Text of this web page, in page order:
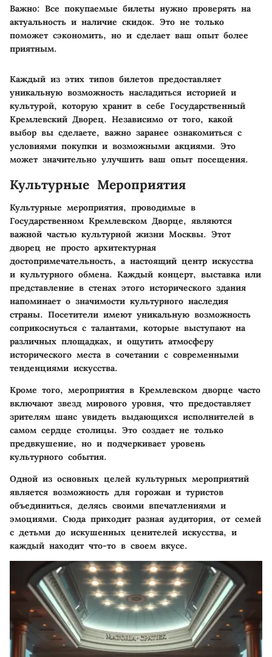
Важно: Все покупаемые билеты нужно проверять на
актуальность и наличие скидок. Это не только
поможет сэкономить, но и сделает ваш опыт более
приятным.
Каждый из этих типов билетов предоставляет
уникальную возможность насладиться историей и
культурой, которую хранит в себе Государственный
Кремлевский Дворец. Независимо от того, какой
выбор вы сделаете, важно заранее ознакомиться с
условиями покупки и возможными акциями. Это
может значительно улучшить ваш опыт посещения.
Культурные Мероприятия
Культурные мероприятия, проводимые в
Государственном Кремлевском Дворце, являются
важной частью культурной жизни Москвы. Этот
дворец не просто архитектурная
достопримечательность, а настоящий центр искусства
и культурного обмена. Каждый концерт, выставка или
представление в стенах этого исторического здания
напоминает о значимости культурного наследия
страны. Посетители имеют уникальную возможность
соприкоснуться с талантами, которые выступают на
различных площадках, и ощутить атмосферу
исторического места в сочетании с современными
тенденциями искусства.
Кроме того, мероприятия в Кремлевском дворце часто
включают звезд мирового уровня, что предоставляет
зрителям шанс увидеть выдающихся исполнителей в
самом сердце столицы. Это создает не только
предвкушение, но и подчеркивает уровень
культурного события.
Одной из основных целей культурных мероприятий
является возможность для горожан и туристов
объединиться, делясь своими впечатлениями и
эмоциями. Сюда приходит разная аудитория, от семей
с детьми до искушенных ценителей искусства, и
каждый находит что-то в своем вкусе.